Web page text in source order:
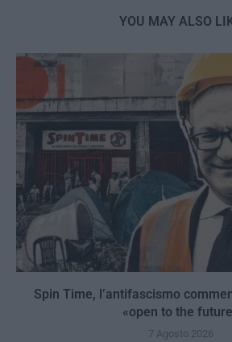
YOU MAY ALSO
Spin Time, l’antifascismo
«open to the
7 Agosto 2026